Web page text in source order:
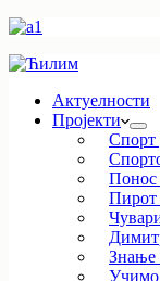
Актуелности
Пројекти
Спорт
Понос
Пирот
Знање